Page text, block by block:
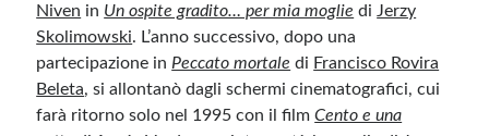
Niven in Un ospite gradito… per mia moglie di Jerzy
Skolimowski. L’anno successivo, dopo una
partecipazione in Peccato mortale di Francisco Rovira
Beleta, si allontanò dagli schermi cinematografici, cui
farà ritorno solo nel 1995 con il film Cento e una